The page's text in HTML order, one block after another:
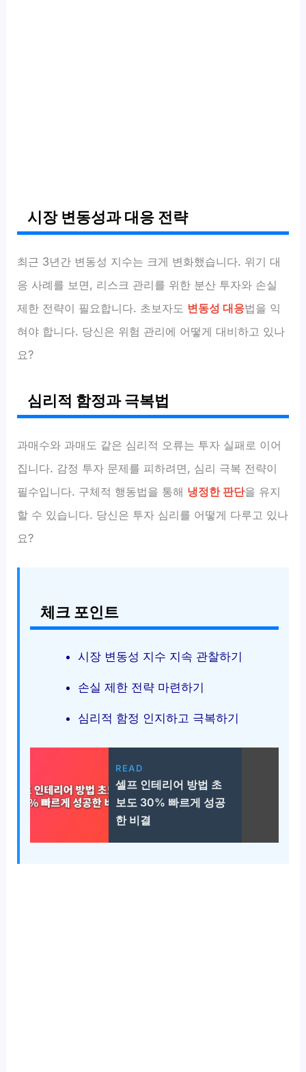
시장 변동성과 대응 전략
최근 3년간 변동성 지수는 크게 변화했습니다. 위기 대
응 사례를 보면, 리스크 관리를 위한 분산 투자와 손실
제한 전략이 필요합니다. 초보자도 변동성 대응법을 익
혀야 합니다. 당신은 위험 관리에 어떻게 대비하고 있나
요?
심리적 함정과 극복법
과매수와 과매도 같은 심리적 오류는 투자 실패로 이어
집니다. 감정 투자 문제를 피하려면, 심리 극복 전략이
필수입니다. 구체적 행동법을 통해 냉정한 판단을 유지
할 수 있습니다. 당신은 투자 심리를 어떻게 다루고 있나
요?
체크 포인트
시장 변동성 지수 지속 관찰하기
손실 제한 전략 마련하기
심리적 함정 인지하고 극복하기
READ
셀프 인테리어 방법 초
보도 30% 빠르게 성공
한 비결